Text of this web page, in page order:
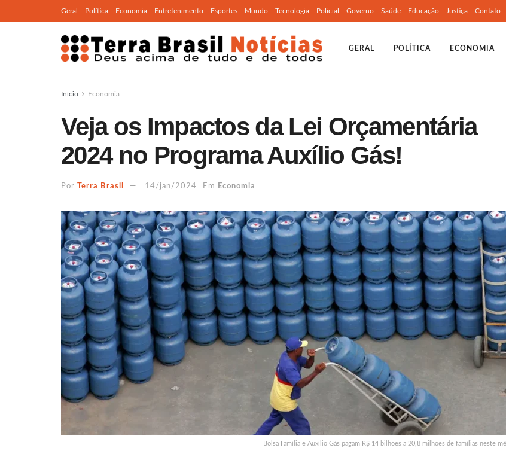
Geral Política Economia Entretenimento Esportes Mundo Tecnologia Policial Governo Saúde Educação Justiça Contato
GERAL POLÍTICA ECONOMIA
Início Economia
Veja os Impactos da Lei Orçamentária
2024 no Programa Auxílio Gás!
Por Terra Brasil 14/jan/2024 Em Economia
Bolsa Família e Auxílio Gás pagam R$ 14 bilhões a 20,8 milhões de famílias neste